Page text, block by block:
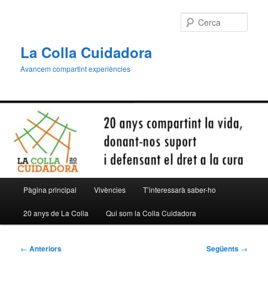
La Colla Cuidadora
Avancem compartint experiències
principal
Pàgina principal Vivències T’interessarà saber-ho
20 anys de La Colla Qui som la Colla Cuidadora
Navegació
← Anteriors Següents →